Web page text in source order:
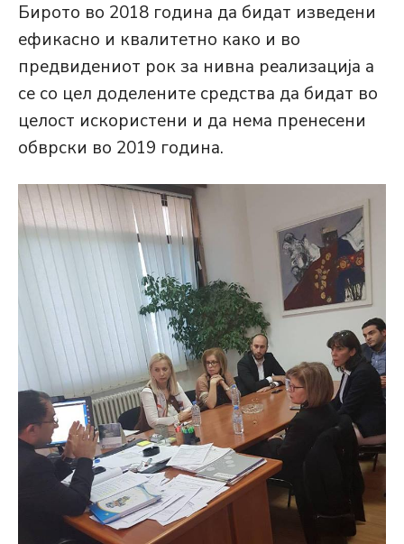
Бирото во 2018 година да бидат изведени
ефикасно и квалитетно како и во
предвидениот рок за нивна реализација а
се со цел доделените средства да бидат во
целост искористени и да нема пренесени
обврски во 2019 година.